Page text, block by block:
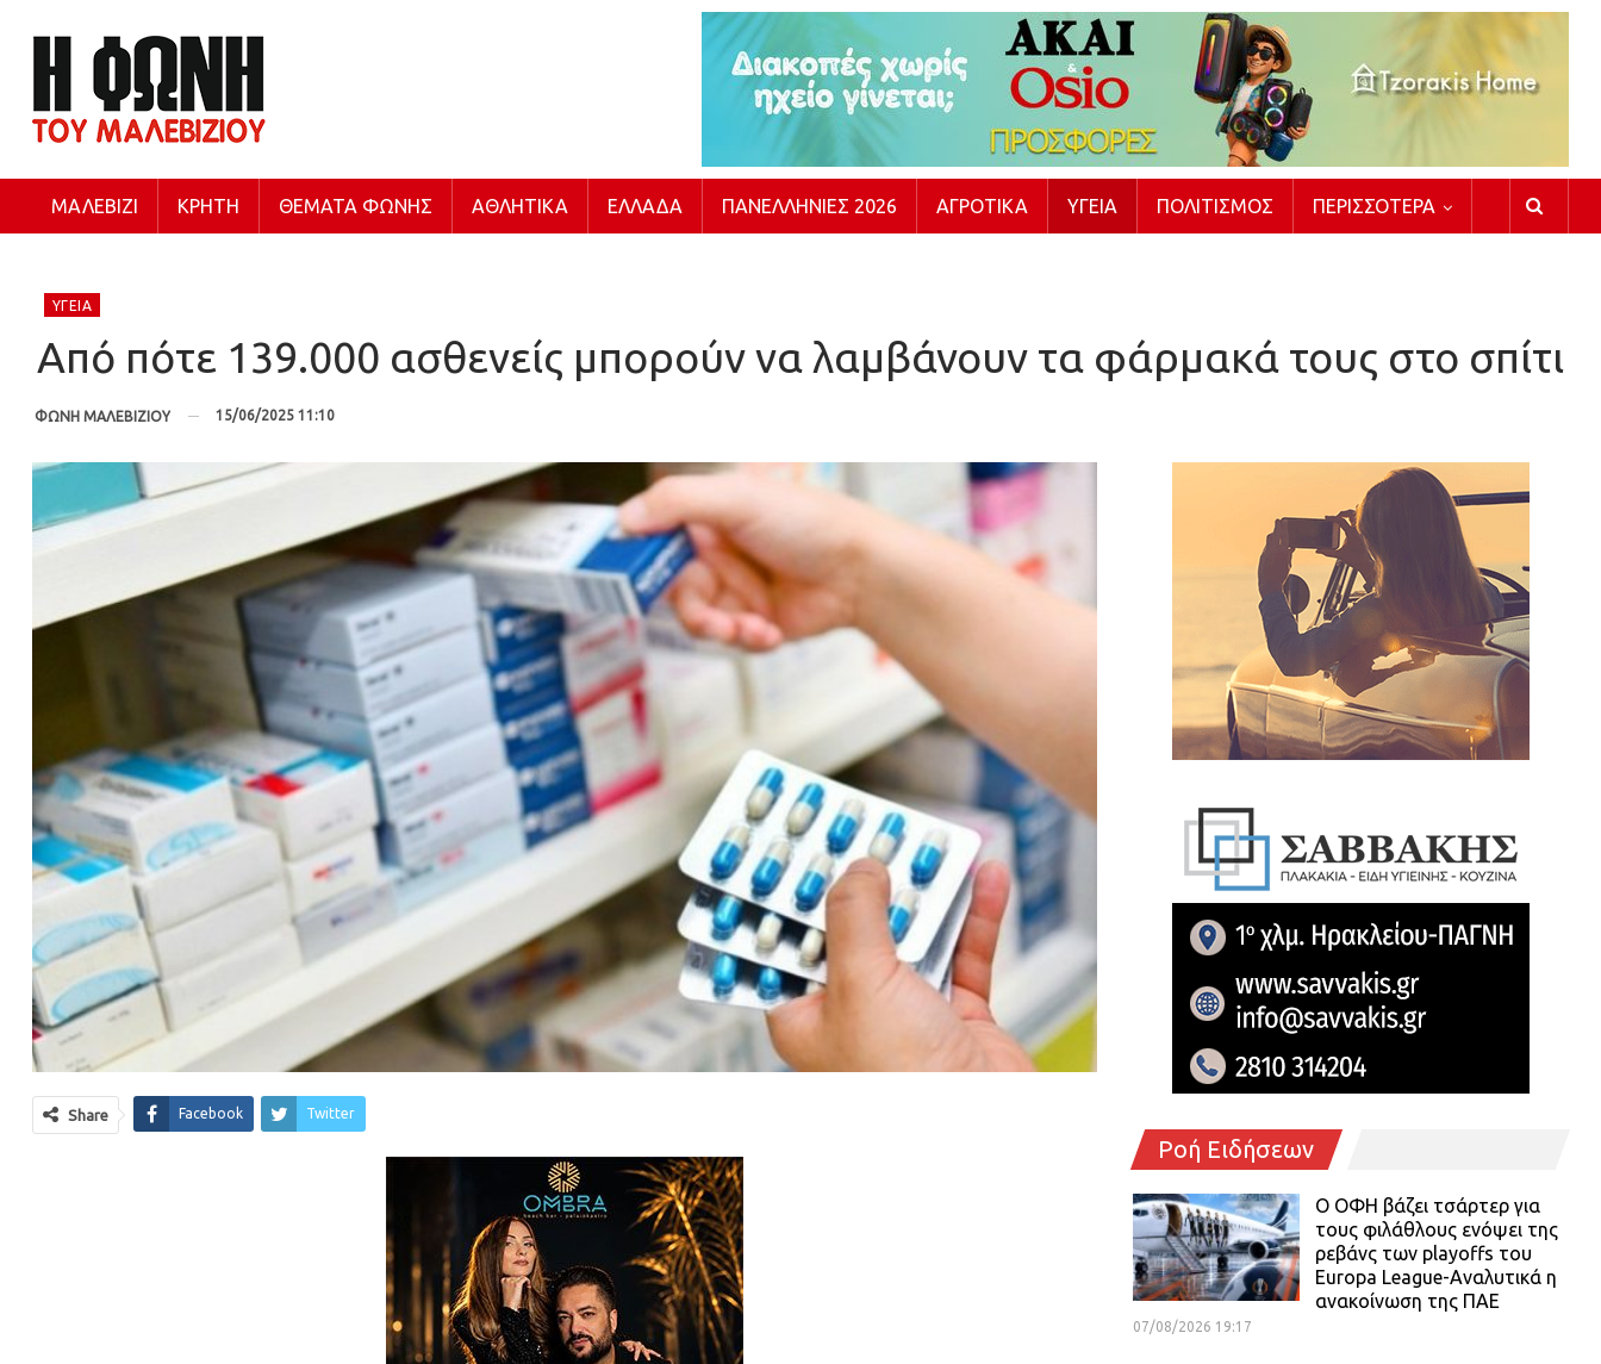
ΜΑΛΕΒΊΖΙ ΚΡΉΤΗ ΘΈΜΑΤΑ ΦΩΝΉΣ ΑΘΛΗΤΙΚΆ ΕΛΛΆΔΑ ΠΑΝΕΛΛΉΝΙΕΣ 2026 ΑΓΡΟΤΙΚΆ ΥΓΕΊΑ ΠΟΛΙΤΙΣΜΌΣ ΠΕΡΙΣΣΌΤΕΡΑ
ΥΓΕΊΑ
Από πότε 139.000 ασθενείς μπορούν να λαμβάνουν τα φάρμακά τους στο σπίτι
ΦΩΝΗ ΜΑΛΕΒΙΖΙΟΥ 15/06/2025 11:10
Share Facebook Twitter
Ροή Ειδήσεων
Ο ΟΦΗ βάζει τσάρτερ για
τους φιλάθλους ενόψει της
ρεβάνς των playoffs του
Europa League-Αναλυτικά η
ανακοίνωση της ΠΑΕ
07/08/2026 19:17